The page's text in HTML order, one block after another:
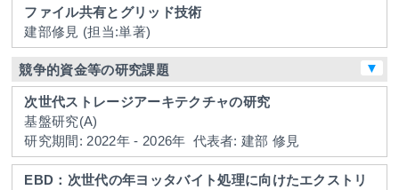
ファイル共有とグリッド技術
建部修見 (担当:単著)
競争的資金等の研究課題 ▼
次世代ストレージアーキテクチャの研究
基盤研究(A)
研究期間: 2022年 - 2026年 代表者: 建部 修見
EBD：次世代の年ヨッタバイト処理に向けたエクストリ